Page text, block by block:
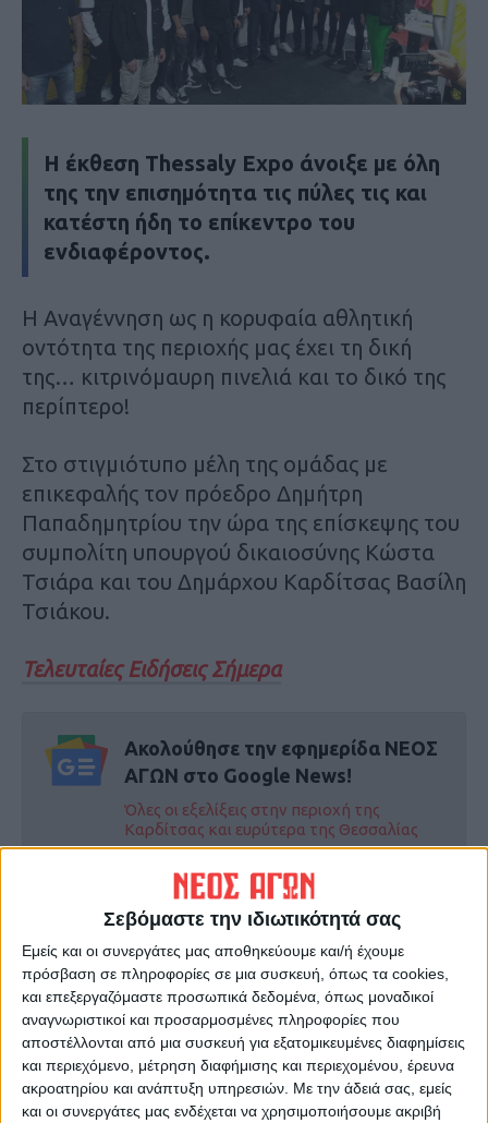
Σεβόμαστε την ιδιωτικότητά σας
Εμείς και οι συνεργάτες μας αποθηκεύουμε και/ή έχουμε
πρόσβαση σε πληροφορίες σε μια συσκευή, όπως τα cookies,
και επεξεργαζόμαστε προσωπικά δεδομένα, όπως μοναδικοί
αναγνωριστικοί και προσαρμοσμένες πληροφορίες που
αποστέλλονται από μια συσκευή για εξατομικευμένες διαφημίσεις
και περιεχόμενο, μέτρηση διαφήμισης και περιεχομένου, έρευνα
ακροατηρίου και ανάπτυξη υπηρεσιών. Με την άδειά σας, εμείς
και οι συνεργάτες μας ενδέχεται να χρησιμοποιήσουμε ακριβή
Η έκθεση Thessaly Expo άνοιξε με όλη
της την επισημότητα τις πύλες τις και
κατέστη ήδη το επίκεντρο του
ενδιαφέροντος.
Η Αναγέννηση ως η κορυφαία αθλητική
οντότητα της περιοχής μας έχει τη δική
της… κιτρινόμαυρη πινελιά και το δικό της
περίπτερο!
Στο στιγμιότυπο μέλη της ομάδας με
επικεφαλής τον πρόεδρο Δημήτρη
Παπαδημητρίου την ώρα της επίσκεψης του
συμπολίτη υπουργού δικαιοσύνης Κώστα
Τσιάρα και του Δημάρχου Καρδίτσας Βασίλη
Τσιάκου.
Τελευταίες Ειδήσεις Σήμερα
Ακολούθησε την εφημερίδα ΝΕΟΣ
ΑΓΩΝ στο Google News!
Όλες οι εξελίξεις στην περιοχή της
Καρδίτσας και ευρύτερα της Θεσσαλίας
ΠΡΟΗΓΟΥΜΕΝΟ ΑΡΘΡΟ
Μήνυμα εξωστρέφειας για
την Καρδιτσιώτικη
επιχειρηματικότητα στη
«Thessaly Expo» (φωτο &
βίντεο)
Όταν η Καρδίτσα μετακόμισε
στο Βόλο λόγω
Αναγέννησης!!!